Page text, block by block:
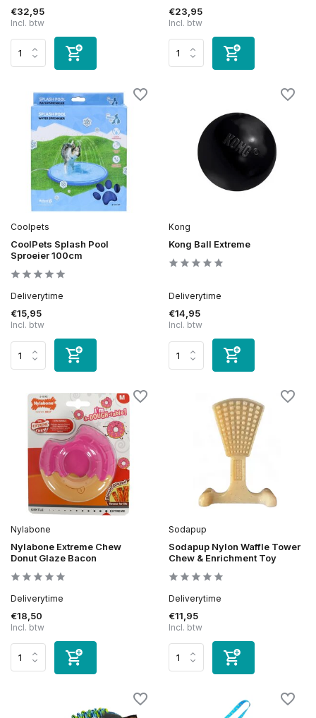
€32,95
Incl. btw
€23,95
Incl. btw
Coolpets
CoolPets Splash Pool
Sproeier 100cm
Deliverytime
€15,95
Incl. btw
Kong
Kong Ball Extreme
Deliverytime
€14,95
Incl. btw
Nylabone
Nylabone Extreme Chew
Donut Glaze Bacon
Deliverytime
€18,50
Incl. btw
Sodapup
Sodapup Nylon Waffle Tower
Chew & Enrichment Toy
Deliverytime
€11,95
Incl. btw